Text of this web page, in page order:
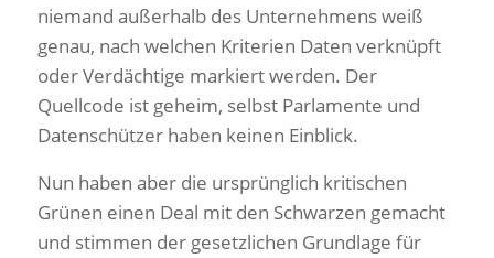
niemand außerhalb des Unternehmens weiß
genau, nach welchen Kriterien Daten verknüpft
oder Verdächtige markiert werden. Der
Quellcode ist geheim, selbst Parlamente und
Datenschützer haben keinen Einblick.
Nun haben aber die ursprünglich kritischen
Grünen einen Deal mit den Schwarzen gemacht
und stimmen der gesetzlichen Grundlage für